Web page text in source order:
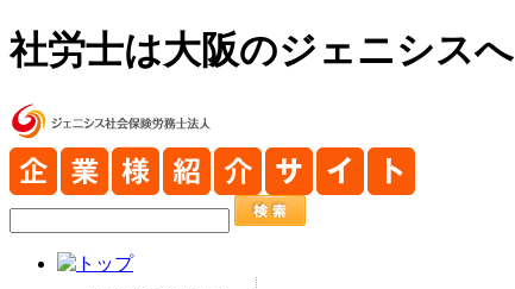
社労士は大阪のジェニシスへ